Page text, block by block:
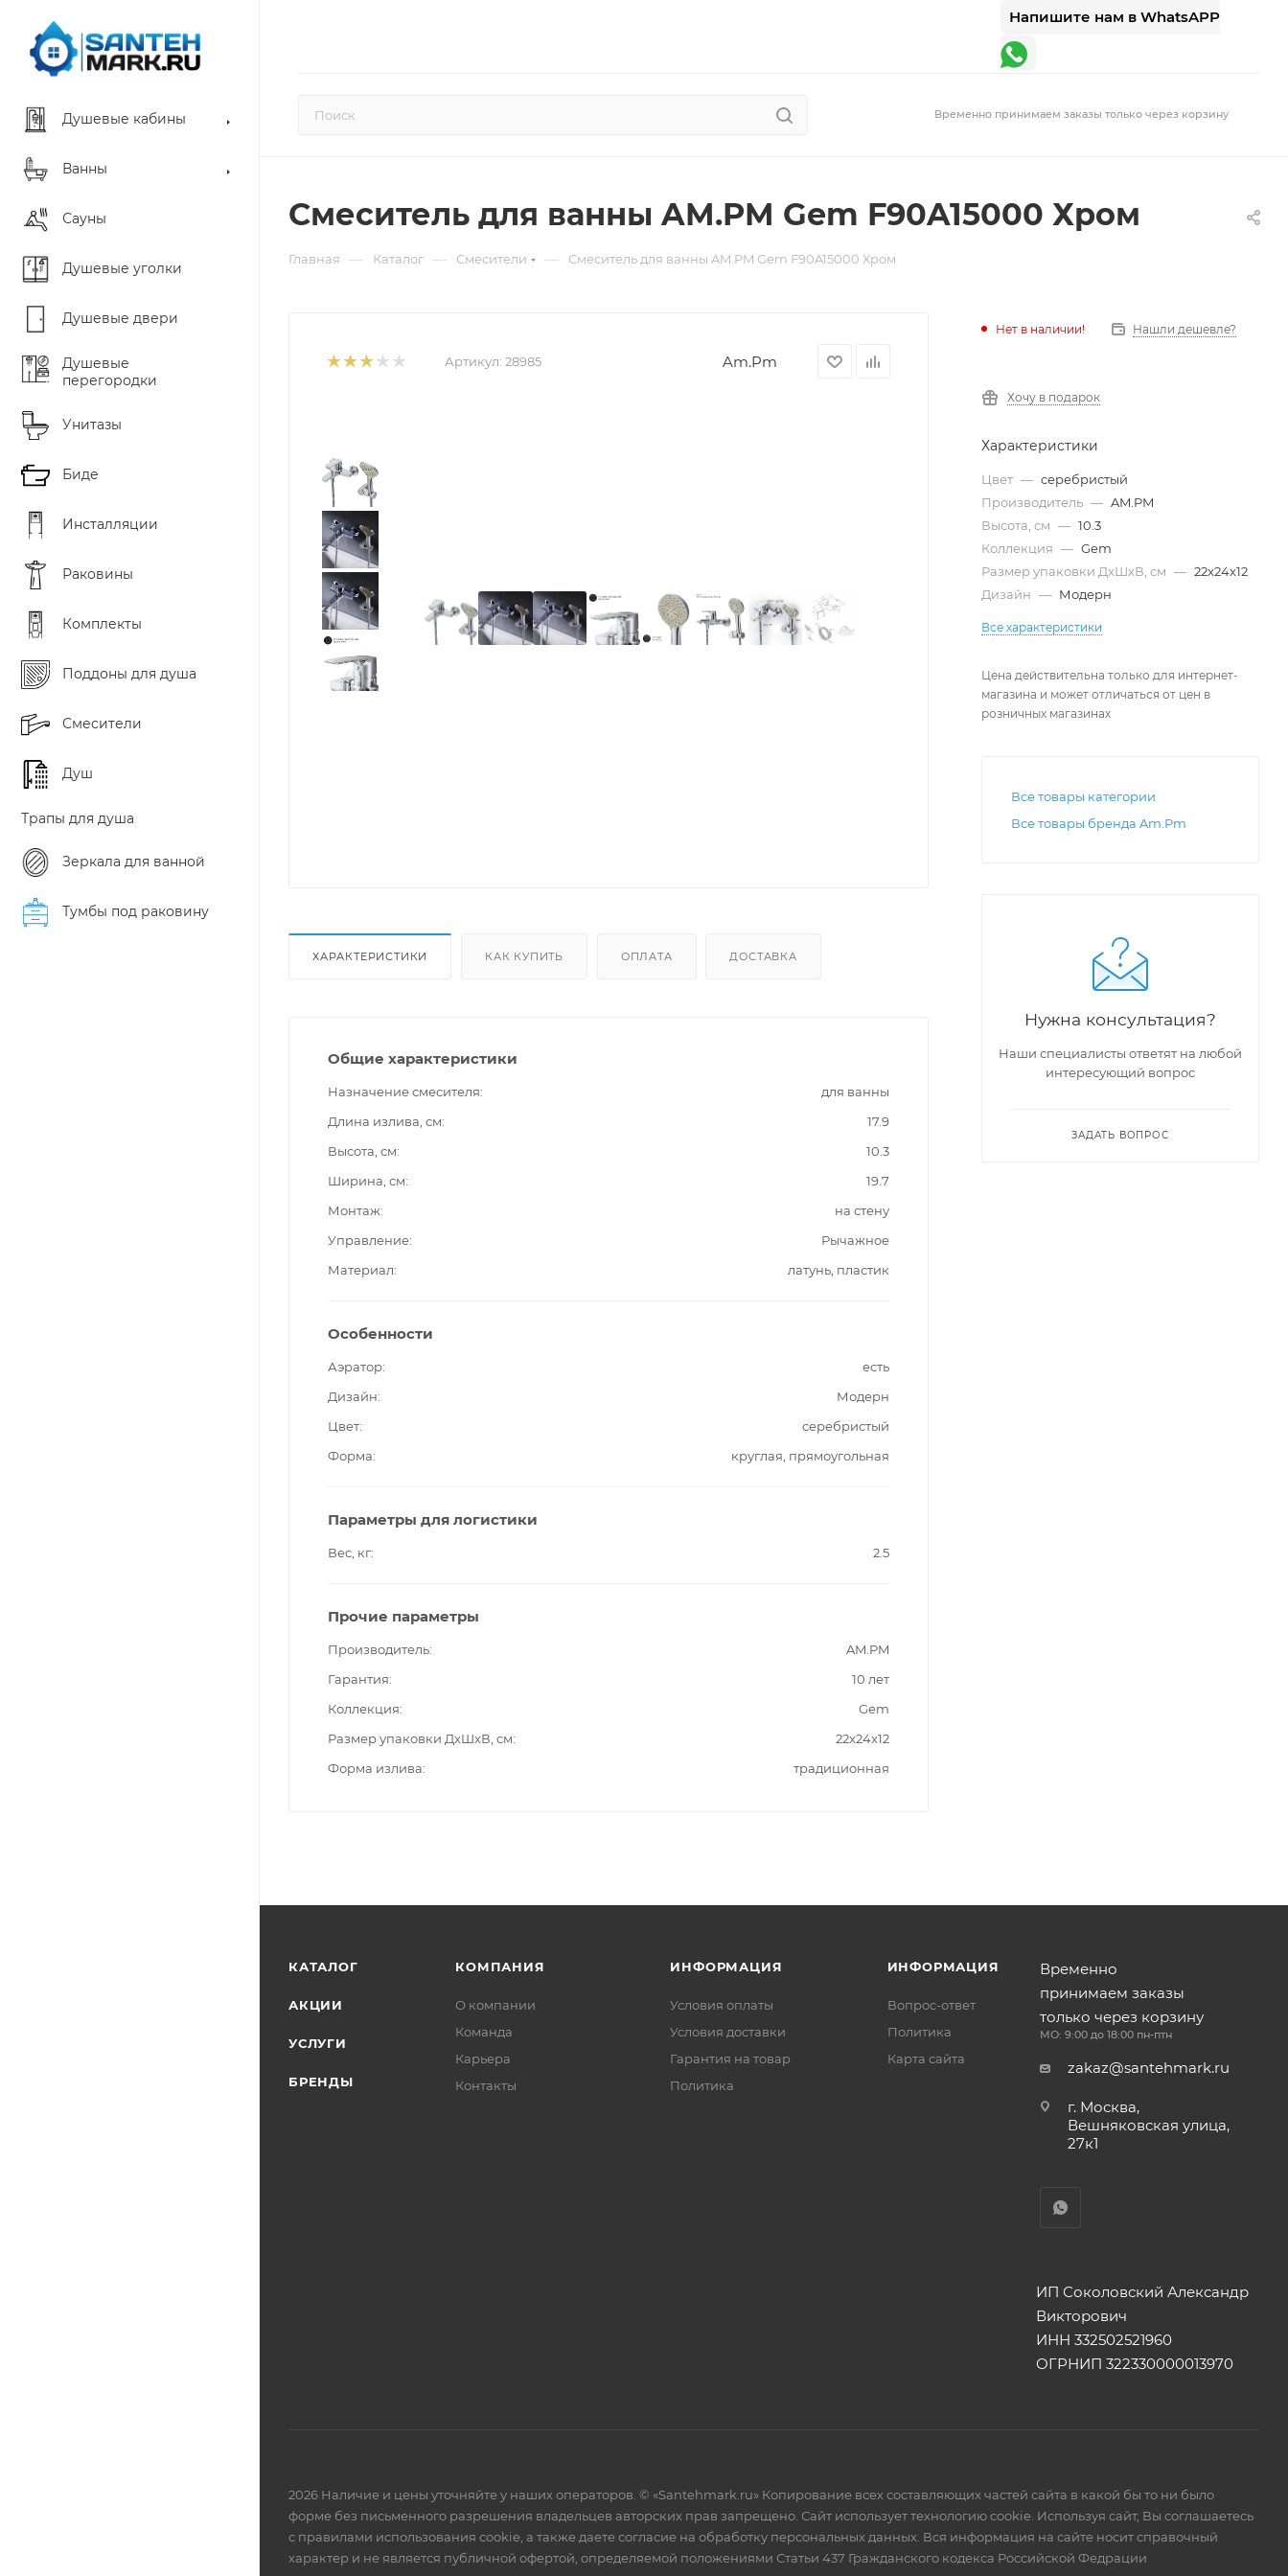
Напишите нам в WhatsAPP
Временно принимаем заказы только через корзину
Душевые кабины
Ванны
Сауны
Душевые уголки
Душевые двери
Душевые
перегородки
Унитазы
Биде
Инсталляции
Раковины
Комплекты
Поддоны для душа
Смесители
Душ
Трапы для душа
Зеркала для ванной
Тумбы под раковину
Смеситель для ванны AM.PM Gem F90A15000 Хром
Главная — Каталог — Смесители — Смеситель для ванны AM.PM Gem F90A15000 Хром
Артикул: 28985 Am.Pm
ХАРАКТЕРИСТИКИ КАК КУПИТЬ ОПЛАТА ДОСТАВКА
Общие характеристики
Назначение смесителя
для ванны
Длина излива, см
17.9
Высота, см
10.3
Ширина, см
19.7
Монтаж
на стену
Управление
Рычажное
Материал
латунь, пластик
Особенности
Аэратор
есть
Дизайн
Модерн
Цвет
серебристый
Форма
круглая, прямоугольная
Параметры для логистики
Вес, кг 2.5
Прочие параметры
Производитель
AM.PM
Гарантия
10 лет
Коллекция
Gem
Размер упаковки ДxШxВ, см
22x24x12
Форма излива
традиционная
Нет в наличии! Нашли дешевле?
Хочу в подарок
Характеристики
Цвет — серебристый
Производитель — AM.PM
Высота, см — 10.3
Коллекция — Gem
Размер упаковки ДxШxВ, см — 22x24x12
Дизайн — Модерн
Все характеристики
Цена действительна только для интернет-
магазина и может отличаться от цен в
розничных магазинах
Все товары категории
Все товары бренда Am.Pm
Нужна консультация?
Наши специалисты ответят на любой
интересующий вопрос
ЗАДАТЬ ВОПРОС
КАТАЛОГ
АКЦИИ
УСЛУГИ
БРЕНДЫ
КОМПАНИЯ
О компании
Команда
Карьера
Контакты
ИНФОРМАЦИЯ
Условия оплаты
Условия доставки
Гарантия на товар
Политика
ИНФОРМАЦИЯ
Вопрос-ответ
Политика
Карта сайта
Временно
принимаем заказы
только через корзину
МО: 9:00 до 18:00 пн-птн
zakaz@santehmark.ru
г. Москва,
Вешняковская улица,
27к1
ИП Соколовский Александр
Викторович
ИНН 332502521960
ОГРНИП 322330000013970
2026 Наличие и цены уточняйте у наших операторов. © «Santehmark.ru» Копирование всех составляющих частей сайта в какой бы то ни было
форме без письменного разрешения владельцев авторских прав запрещено. Сайт использует технологию cookie. Используя сайт, Вы соглашаетесь
с правилами использования cookie, а также даете согласие на обработку персональных данных. Вся информация на сайте носит справочный
характер и не является публичной офертой, определяемой положениями Статьи 437 Гражданского кодекса Российской Федрации